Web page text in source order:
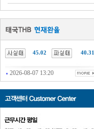
45.02 40.31
2026-08-07 13:20